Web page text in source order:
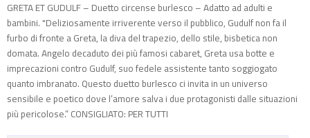
GRETA ET GUDULF – Duetto circense burlesco – Adatto ad adulti e
bambini. "Deliziosamente irriverente verso il pubblico, Gudulf non fa il
furbo di fronte a Greta, la diva del trapezio, dello stile, bisbetica non
domata. Angelo decaduto dei più famosi cabaret, Greta usa botte e
imprecazioni contro Gudulf, suo fedele assistente tanto soggiogato
quanto imbranato. Questo duetto burlesco ci invita in un universo
sensibile e poetico dove l’amore salva i due protagonisti dalle situazioni
più pericolose.” CONSIGLIATO: PER TUTTI